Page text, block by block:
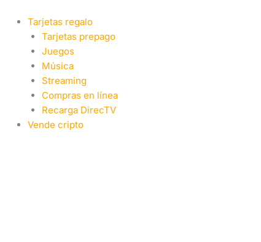
contenido
Tarjetas regalo
Tarjetas prepago
Juegos
Música
Streaming
Compras en línea
Recarga DirecTV
Vende cripto